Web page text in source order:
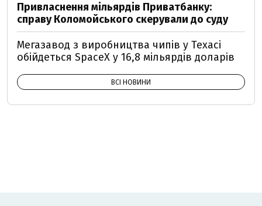
Привласнення мільярдів Приватбанку:
справу Коломойського скерували до суду
Мегазавод з виробництва чипів у Техасі
обійдеться SpaceX у 16,8 мільярдів доларів
ВСІ НОВИНИ